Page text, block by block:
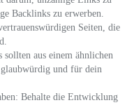
Backlinks zu erwerben.
Seiten, die
aus einem ähnlichen
und für dein
Behalte die Entwicklung